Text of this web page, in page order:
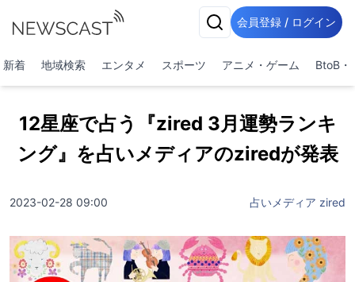
会員登録 / ログイン
新着 地域検索 エンタメ スポーツ アニメ・ゲーム BtoB・
12星座で占う『zired 3月運勢ランキ
ング』を占いメディアのziredが発表
2023-02-28 09:00 占いメディア zired